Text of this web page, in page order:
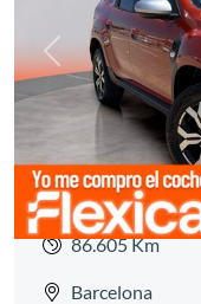
Anterior
86.605 Km
Barcelona